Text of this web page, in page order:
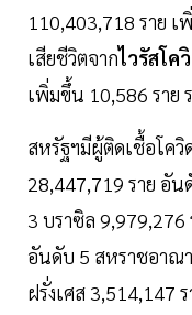
110,403,718 ราย
เสียชีวิตจากไวรัสโค
เพิ่มขึ้น 10,586 ราย
สหรัฐฯมีผู้ติดเชื้อโค
28,447,719 ราย อั
3 บราซิล 9,979,276
อันดับ 5 สหราชอาณ
ฝรั่งเศส 3,514,147